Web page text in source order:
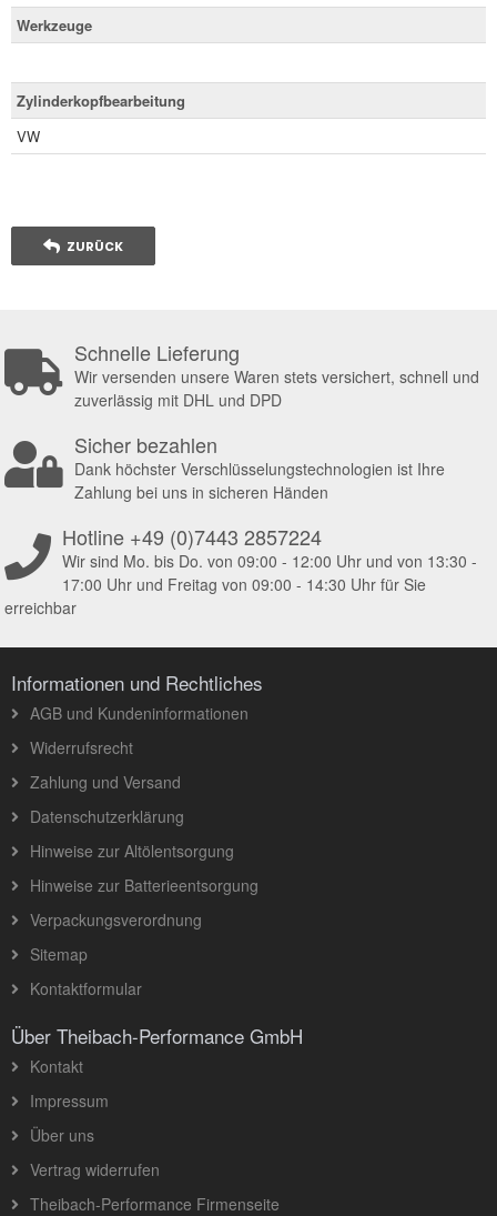
Werkzeuge
Zylinderkopfbearbeitung
VW
ZURÜCK
Schnelle Lieferung
Wir versenden unsere Waren stets versichert, schnell und
zuverlässig mit DHL und DPD
Sicher bezahlen
Dank höchster Verschlüsselungstechnologien ist Ihre
Zahlung bei uns in sicheren Händen
Hotline +49 (0)7443 2857224
Wir sind Mo. bis Do. von 09:00 - 12:00 Uhr und von 13:30 -
17:00 Uhr und Freitag von 09:00 - 14:30 Uhr für Sie
erreichbar
Informationen und Rechtliches
AGB und Kundeninformationen
Widerrufsrecht
Zahlung und Versand
Datenschutzerklärung
Hinweise zur Altölentsorgung
Hinweise zur Batterieentsorgung
Verpackungsverordnung
Sitemap
Kontaktformular
Über Theibach-Performance GmbH
Kontakt
Impressum
Über uns
Vertrag widerrufen
Theibach-Performance Firmenseite